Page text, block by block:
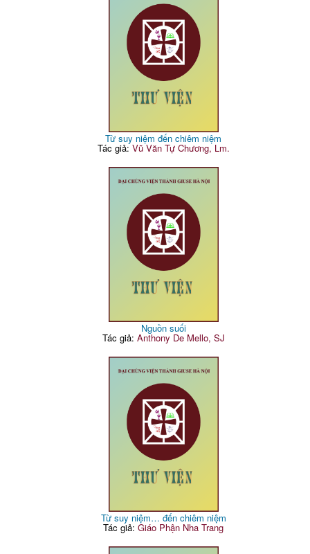
Từ suy niệm đến chiêm niệm
Tác giả:Vũ Văn Tự Chương, Lm.
Nguồn suối
Tác giả: Anthony De Mello, SJ
Từ suy niệm… đến chiêm niệm
Tác giả:Giáo Phận Nha Trang